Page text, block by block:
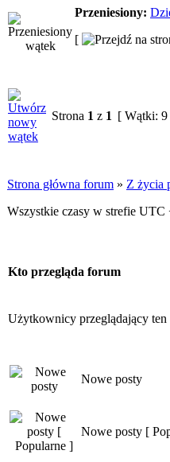
Przeniesiony:
[
Strona 1 z 1 [ Wątki:
Strona główna forum » Z życia
Wszystkie czasy w strefie UTC
Kto przegląda forum
Użytkownicy przeglądający
Nowe posty
Nowe posty [